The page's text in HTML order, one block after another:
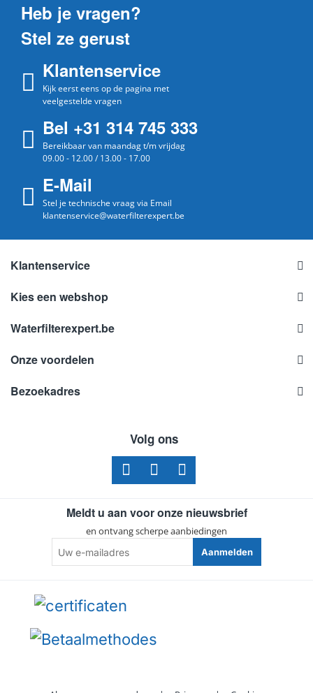
Heb je vragen?
Stel ze gerust
Klantenservice
Kijk eerst eens op de pagina met
veelgestelde vragen
Bel +31 314 745 333
Bereikbaar van maandag t/m vrijdag
09.00 - 12.00 / 13.00 - 17.00
E-Mail
Stel je technische vraag via Email
klantenservice@waterfilterexpert.be
Klantenservice
Kies een webshop
Waterfilterexpert.be
Onze voordelen
Bezoekadres
Volg ons
Meldt u aan voor onze nieuwsbrief
en ontvang scherpe aanbiedingen
e-
mailadres
Aanmelden